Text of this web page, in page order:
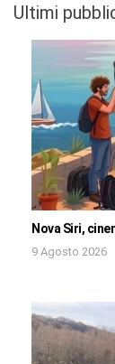
Ultimi
Nova Siri,
9 Agosto 2026